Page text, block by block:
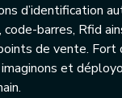
d’identification
barres, Rfid
de vente. Fort
et